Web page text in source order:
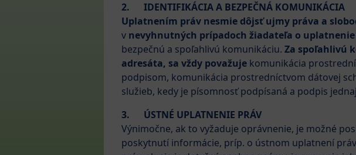
2. IDENTIFIKÁCIA A BEZPEČNÁ KOMUNIKÁCIA
Uplatnením práv nesmie dôjsť ujmy práva a
v nevyhnutných prípadoch žiadateľa o
bezpečnú a spoľahlivú komunikáciu. Za spoľahlivú
adresáta, sa vždy považuje komunikácia
podpisom, komunikácia prostredníctvom dátovej
služieb, kedy je písomnosť podpísaná a podpis
3. ÚSTNÉ UPLATNENIE PRÁV
Výnimočne, ak to vyžaduje oprávnenie, je možné
poskytnutí informácie, príp. o ústnom uplatnení